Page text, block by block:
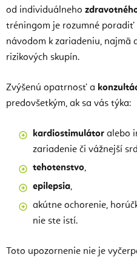
od individuálneho
tréningom je rozumné poradiť
návodom k zariadeniu, najmä
rizikových skupín.
Zvýšenú opatrnosť a
predovšetkým, ak sa vás týka:
kardiostimulátor alebo
zariadenie či vážnejší
tehotenstvo,
epilepsia,
akútne ochorenie,
nie ste istí.
Toto upozornenie nie je